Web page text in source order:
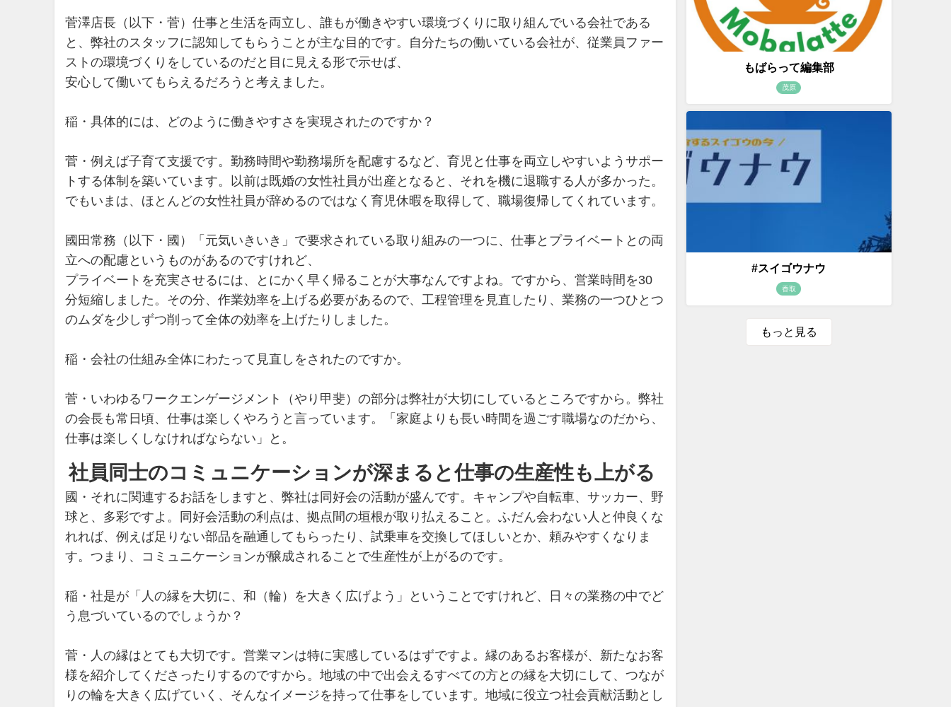
菅澤店長（以下・菅）仕事と生活を両立し、誰もが働きやすい環境づくりに取り組んでいる会社である
と、弊社のスタッフに認知してもらうことが主な目的です。自分たちの働いている会社が、従業員ファー
ストの環境づくりをしているのだと目に見える形で示せば、
安心して働いてもらえるだろうと考えました。
稲・具体的には、どのように働きやすさを実現されたのですか？
菅・例えば子育て支援です。勤務時間や勤務場所を配慮するなど、育児と仕事を両立しやすいようサポー
トする体制を築いています。以前は既婚の女性社員が出産となると、それを機に退職する人が多かった。
でもいまは、ほとんどの女性社員が辞めるのではなく育児休暇を取得して、職場復帰してくれています。
國田常務（以下・國）「元気いきいき」で要求されている取り組みの一つに、仕事とプライベートとの両
立への配慮というものがあるのですけれど、
プライベートを充実させるには、とにかく早く帰ることが大事なんですよね。ですから、営業時間を30
分短縮しました。その分、作業効率を上げる必要があるので、工程管理を見直したり、業務の一つひとつ
のムダを少しずつ削って全体の効率を上げたりしました。
稲・会社の仕組み全体にわたって見直しをされたのですか。
菅・いわゆるワークエンゲージメント（やり甲斐）の部分は弊社が大切にしているところですから。弊社
の会長も常日頃、仕事は楽しくやろうと言っています。「家庭よりも長い時間を過ごす職場なのだから、
仕事は楽しくしなければならない」と。
社員同士のコミュニケーションが深まると仕事の生産性も上がる
國・それに関連するお話をしますと、弊社は同好会の活動が盛んです。キャンプや自転車、サッカー、野
球と、多彩ですよ。同好会活動の利点は、拠点間の垣根が取り払えること。ふだん会わない人と仲良くな
れれば、例えば足りない部品を融通してもらったり、試乗車を交換してほしいとか、頼みやすくなりま
す。つまり、コミュニケーションが醸成されることで生産性が上がるのです。
稲・社是が「人の縁を大切に、和（輪）を大きく広げよう」ということですけれど、日々の業務の中でど
う息づいているのでしょうか？
菅・人の縁はとても大切です。営業マンは特に実感しているはずですよ。縁のあるお客様が、新たなお客
様を紹介してくださったりするのですから。地域の中で出会えるすべての方との縁を大切にして、つなが
りの輪を大きく広げていく、そんなイメージを持って仕事をしています。地域に役立つ社会貢献活動とし
もばらって編集部
茂原
#スイゴウナウ
香取
もっと見る